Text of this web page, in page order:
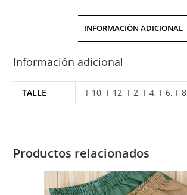
INFORMACIÓN ADICIONAL
Información adicional
TALLE T 10, T 12, T 2, T 4, T 6, T 8
Productos relacionados